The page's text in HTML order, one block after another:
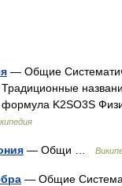
— Общие
K2SO3S
— Общи …
— Общие